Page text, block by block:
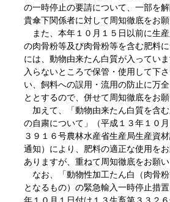
の一時停止の要請について、一部を
貴傘下関係者に対して周知徹底をお願
また、本年１０月１５日以前に生
の肉骨粉等及び肉骨粉等を含む肥料
には、動物由来たん白質が入ってい
入らないところで保管・使用して下
い、飼料への誤用・流用の防止に万
ととするので、併せて周知徹底をお願
加えて、「動物由来たん白質を含
の自粛について」（平成１３年１０
３９１６号農林水産省生産局生産資
通知）により、肥料の適正な使用を
ありますが、重ねて周知徹底をお願い
なお、「動物性加工たん白（肉骨
となるもの）の緊急輸入一時停止措